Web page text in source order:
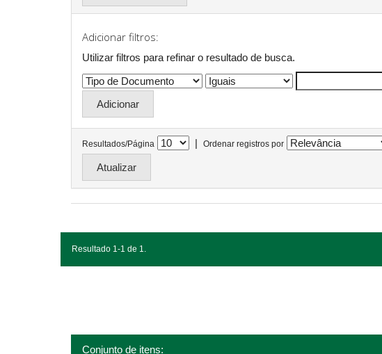
Adicionar filtros:
Utilizar filtros para refinar o resultado de busca.
Resultados/Página | Ordenar registros por
Resultado 1-1 de 1.
Conjunto de itens: